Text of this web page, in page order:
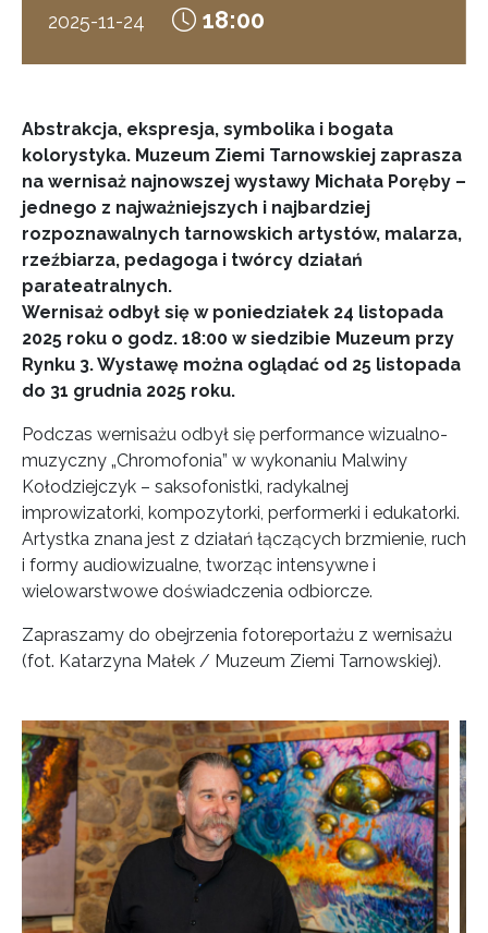
2025-11-24 18:00
Abstrakcja, ekspresja, symbolika i bogata
kolorystyka. Muzeum Ziemi Tarnowskiej zaprasza
na wernisaż najnowszej wystawy Michała Poręby –
jednego z najważniejszych i najbardziej
rozpoznawalnych tarnowskich artystów, malarza,
rzeźbiarza, pedagoga i twórcy działań
parateatralnych.
Wernisaż odbył się w poniedziałek 24 listopada
2025 roku o godz. 18:00 w siedzibie Muzeum przy
Rynku 3. Wystawę można oglądać od 25 listopada
do 31 grudnia 2025 roku.
Podczas wernisażu odbył się performance wizualno-
muzyczny „Chromofonia” w wykonaniu Malwiny
Kołodziejczyk – saksofonistki, radykalnej
improwizatorki, kompozytorki, performerki i edukatorki.
Artystka znana jest z działań łączących brzmienie, ruch
i formy audiowizualne, tworząc intensywne i
wielowarstwowe doświadczenia odbiorcze.
Zapraszamy do obejrzenia fotoreportażu z wernisażu
(fot. Katarzyna Małek / Muzeum Ziemi Tarnowskiej).